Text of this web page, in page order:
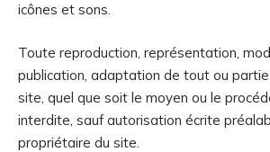
icônes et sons.
Toute reproduction, représentation,
publication, adaptation de tout ou
site, quel que soit le moyen ou le
interdite, sauf autorisation écrite
propriétaire du site.